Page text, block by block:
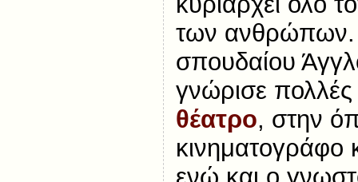
των ανθρώπων.
σπουδαίου
γνώρισε
θέατρο, στην
κινηματογράφο